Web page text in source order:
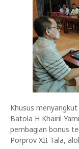
Khusus
Batola H Khairil
pembagian bonus
Porprov XII Tala,